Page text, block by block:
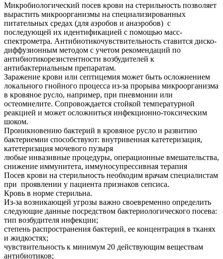
Микробиологический посев крови на стерильность позволяет
вырастить микроорганизмы на специализированных
питательных средах (для аэробов и анаэробов) с
последующей их идентификацией с помощью масс-
спектрометра. Антибиотикочувствительность ставится диско-
диффузионным методом с учетом рекомендаций по
антибиотикорезистентности возбудителей к
антибактериальным препаратам.
Заражение крови или септицемия может быть осложнением
локального гнойного процесса из-за прорыва микроорганизма
в кровяное русло, например, при пневмонии или
остеомиелите. Сопровождается стойкой температурной
реакцией и может осложниться инфекционно-токсическим
шоком.
Проникновению бактерий в кровяное русло и развитию
бактериемии способствуют: внутривенная катетеризация,
катетеризация мочевого пузыря
любые инвазивные процедуры, операционные вмешательства,
снижение иммунитета, иммуносупрессивная терапия
Посев крови на стерильность необходим врачам специалистам
при проявлении у пациента признаков сепсиса.
Кровь в норме стерильна.
Из-за возникающей угрозы важно своевременно определить
следующие данные посредством бактериологического посева:
тип возбудителя инфекции;
степень распространения бактерий, ее концентрация в тканях
и жидкостях;
чувствительность к минимум 20 действующим веществам
антибиотиков;